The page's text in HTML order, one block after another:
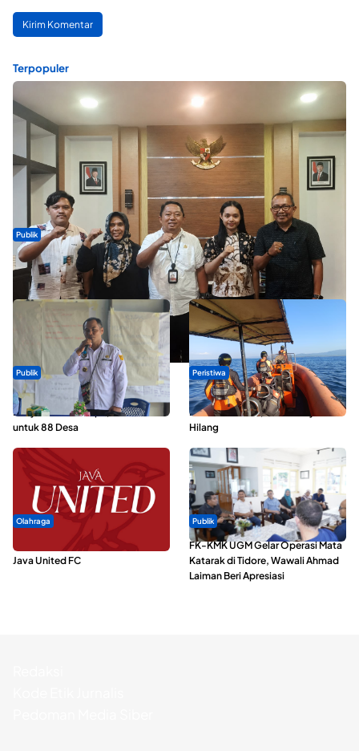
Terpopuler
Publik
Dua Talenta Muda Ternate Wakili Maluku Utara di Gita Bahana
Nusantara 2026
Publik
ABDESI Morotai Apresiasi
Penyaluran ADD Rp3,13 Miliar
untuk 88 Desa
Peristiwa
Dua Longboat Bertabrakan di
Perairan Taliabu, Satu Nelayan
Hilang
Olahraga
Dari Malut United Berubah Jadi
Java United FC
Publik
FK-KMK UGM Gelar Operasi Mata
Katarak di Tidore, Wawali Ahmad
Laiman Beri Apresiasi